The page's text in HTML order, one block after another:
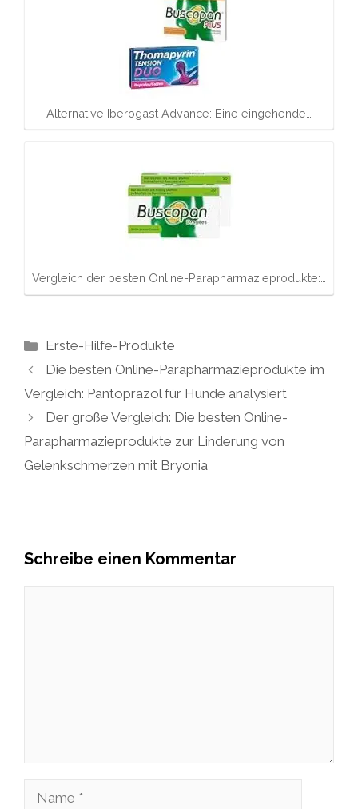
Alternative Iberogast Advance: Eine eingehende…
Vergleich der besten Online-Parapharmazieprodukte:…
Kategorien
Erste-Hilfe-Produkte
Die besten Online-Parapharmazieprodukte im
Vergleich: Pantoprazol für Hunde analysiert
Der große Vergleich: Die besten Online-
Parapharmazieprodukte zur Linderung von
Gelenkschmerzen mit Bryonia
Schreibe einen Kommentar
Name